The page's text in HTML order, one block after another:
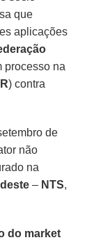
que
aplicações
processo na
) contra
de
não
na
– NTS,
do market